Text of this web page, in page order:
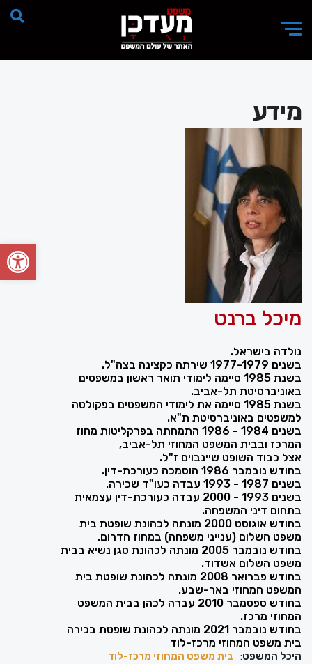
פתח
מידע
מיכל ברנט
נולדה בישראל.
בשנים 1977-1979 שירתה כקצינה בצה"ל.
בשנת 1985 סיימה לימודי תואר ראשון במשפטים
באוניברסיטת תל-אביב.
בשנת 1985 סיימה את לימודי המשפטים בפקולטה
למשפטים באוניברסיטת ת"א.
בשנים 1984 - 1986 התמחתה בפרקליטות מחוז
המרכז ובבית המשפט המחוזי תל-אביב,
אצל כבוד השופט שיינבוים ז"ל.
בחודש נובמבר 1986 הוסמכה כעורכת-דין.
בשנים 1987 - 1993 עבדה כעו"ד שכירה.
בשנים 1993 - 2000 עבדה כעורכת-דין עצמאית
בתחום דיני המשפחה.
בחודש אוגוסט 2000 מונתה לכהונת שופטת בית
משפט השלום (ענייני משפחה) במחוז הדרום.
בחודש נובמבר 2005 מונתה לכהונת סגן נשיא בבית
משפט השלום אשדוד.
בחודש פברואר 2008 מונתה לכהונת שופטת בית
המשפט המחוזי באר-שבע.
בחודש ספטמבר 2010 עברה לכהן בבית המשפט
המחוזי מרכז.
בחודש נובמבר 2021 מונתה לכהונת שופטת בכירה
בית משפט המחוזי מרכז-לוד
היכל המשפט:
בית משפט המחוזי מרכז-לוד